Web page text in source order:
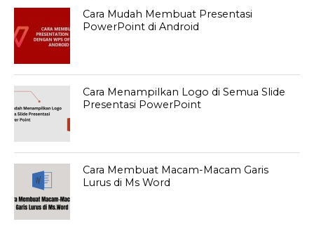
Cara Mudah Membuat Presentasi
PowerPoint di Android
Cara Menampilkan Logo di Semua Slide
Presentasi PowerPoint
Cara Membuat Macam-Macam Garis
Lurus di Ms Word